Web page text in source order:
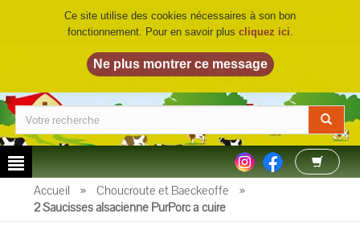
LA FERME DU BIO©
Accueil » Choucroute et Baeckeoffe
»
2 Saucisses alsacienne PurPorc à cuire
Ce site utilise des cookies nécessaires à son bon
fonctionnement. Pour en savoir plus cliquez ici.